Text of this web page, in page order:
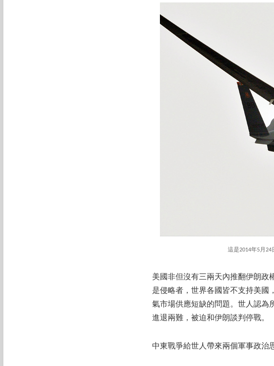
這是2014年5月
美國非但沒有三兩天內推翻伊朗政
是侵略者，世界各國皆不支持美國
氣市場供應短缺的問題。世人認為
進退兩難，被迫和伊朗談判停戰。
中東戰爭給世人帶來兩個軍事政治